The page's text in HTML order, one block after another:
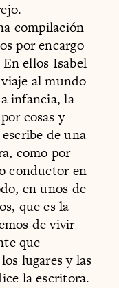
compilación
por encargo
ellos Isabel
al mundo
infancia, la
cosas y
de una
como por
conductor en
en unos de
que es la
de vivir
que
lugares y las
la escritora.